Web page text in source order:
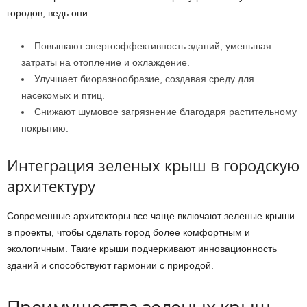
городов, ведь они:
Повышают энергоэффективность зданий, уменьшая
затраты на отопление и охлаждение.
Улучшает биоразнообразие, создавая среду для
насекомых и птиц.
Снижают шумовое загрязнение благодаря растительному
покрытию.
Интеграция зеленых крыш в городскую
архитектуру
Современные архитекторы все чаще включают зеленые крыши
в проекты, чтобы сделать город более комфортным и
экологичным. Такие крыши подчеркивают инновационность
зданий и способствуют гармонии с природой.